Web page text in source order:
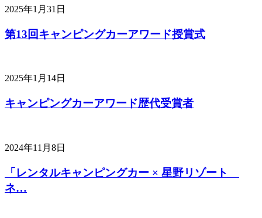
2025年1月31日
第13回キャンピングカーアワード授賞式
2025年1月14日
キャンピングカーアワード歴代受賞者
2024年11月8日
「レンタルキャンピングカー × 星野リゾート
ネ…